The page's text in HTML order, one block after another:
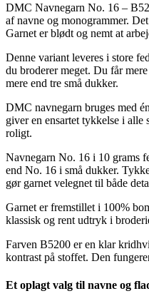
antal
DMC Navnegarn No. 16 –
af navne og monogrammer.
Garnet er blødt og nemt at
Denne variant leveres i store
du broderer meget. Du får
mere end tre små dukker.
DMC navnegarn bruges med
giver en ensartet tykkelse i
roligt.
Navnegarn No. 16 i 10 grams
end No. 16 i små dukker.
gør garnet velegnet til både
Garnet er fremstillet i 100%
klassisk og rent udtryk i
Farven B5200 er en klar
kontrast på stoffet. Den
Et oplagt valg til navne og